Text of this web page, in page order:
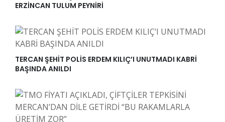
ERZİNCAN TULUM PEYNİRİ
TERCAN ŞEHİT POLİS ERDEM KILIÇ’I UNUTMADI KABRİ
BAŞINDA ANILDI